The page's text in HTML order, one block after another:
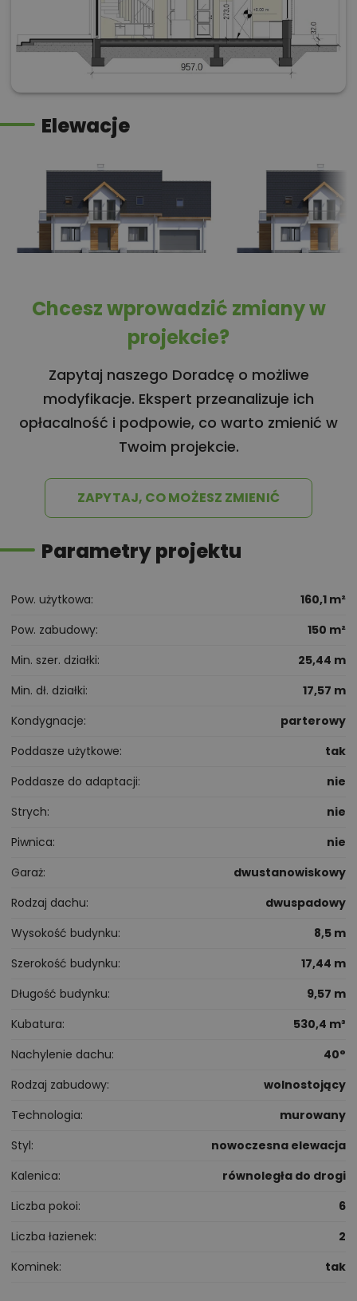
Elewacje
Chcesz wprowadzić zmiany w
projekcie?
Zapytaj naszego Doradcę o możliwe
modyfikacje. Ekspert przeanalizuje ich
opłacalność i podpowie, co warto zmienić w
Twoim projekcie.
ZAPYTAJ, CO MOŻESZ ZMIENIĆ
Parametry projektu
Pow. użytkowa
160,1 m²
Pow. zabudowy
150 m²
Min. szer. działki
25,44 m
Min. dł. działki
17,57 m
Kondygnacje
parterowy
Poddasze użytkowe
tak
Poddasze do adaptacji
nie
Strych
nie
Piwnica
nie
Garaż
dwustanowiskowy
Rodzaj dachu
dwuspadowy
Wysokość budynku
8,5 m
Szerokość budynku
17,44 m
Długość budynku
9,57 m
Kubatura
530,4 m³
Nachylenie dachu
40°
Rodzaj zabudowy
wolnostojący
Technologia
murowany
Styl
nowoczesna elewacja
Kalenica
równoległa do drogi
Liczba pokoi
6
Liczba łazienek
2
Kominek
tak